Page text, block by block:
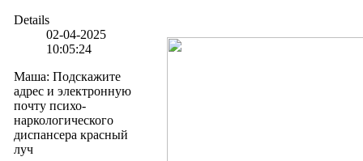
Details
02-04-2025
10:05:24
Маша: Подскажите
адрес и электронную
почту психо-
наркологического
диспансера красный
луч